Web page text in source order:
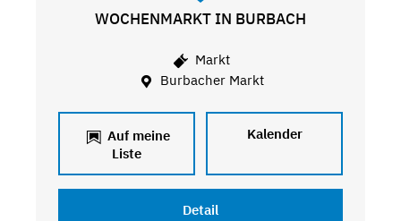
WOCHENMARKT IN BURBACH
Markt
Burbacher Markt
Auf meine
Liste
Kalender
Detail